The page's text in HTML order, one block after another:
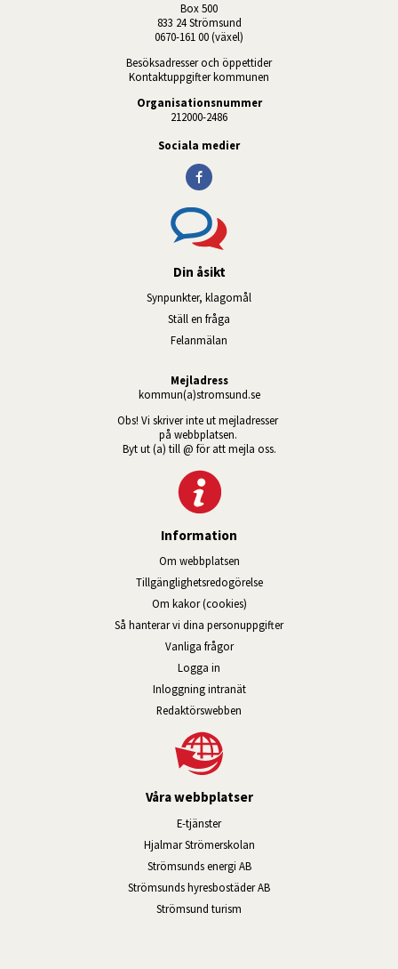
Box 500
833 24 Strömsund
0670-161 00 (växel)
Besöksadresser och öppettider
Kontaktuppgifter kommunen
Organisationsnummer
212000-2486
Sociala medier
Din åsikt
Synpunkter, klagomål
Ställ en fråga
Felanmälan
Mejladress
kommun(a)stromsund.se
Obs! Vi skriver inte ut mejladresser
på webbplatsen.
Byt ut (a) till @ för att mejla oss.
Information
Om webbplatsen
Tillgänglig­hets­redo­görelse
Om kakor (cookies)
Så hanterar vi dina personuppgifter
Vanliga frågor
Logga in
Inloggning intranätÖppnas i nytt fönster.
Redaktörswebben
Våra webbplatser
E-tjänsterLänk till annan webbplats, öppnas i
Hjalmar StrömerskolanLänk till annan webbplats,
Strömsunds energi ABLänk till annan webbplats,
Strömsunds hyresbostäder ABLänk till annan
Strömsund turism